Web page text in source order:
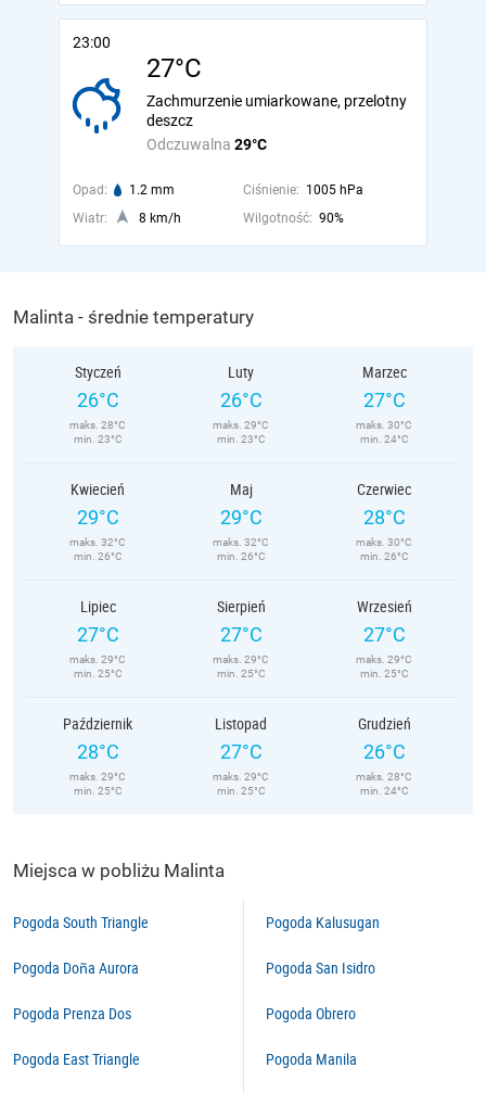
23:00
27°C
Odczuwalna 29°C
Zachmurzenie umiarkowane, przelotny
deszcz
Opad: 1.2 mm Ciśnienie: 1005 hPa
Wiatr:
8 km/h Wilgotność: 90%
Malinta - średnie temperatury
Styczeń
26°C
maks. 28°C
min. 23°C
Luty
26°C
maks. 29°C
min. 23°C
Marzec
27°C
maks. 30°C
min. 24°C
Kwiecień
29°C
maks. 32°C
min. 26°C
Maj
29°C
maks. 32°C
min. 26°C
Czerwiec
28°C
maks. 30°C
min. 26°C
Lipiec
27°C
maks. 29°C
min. 25°C
Sierpień
27°C
maks. 29°C
min. 25°C
Wrzesień
27°C
maks. 29°C
min. 25°C
Październik
28°C
maks. 29°C
min. 25°C
Listopad
27°C
maks. 29°C
min. 25°C
Grudzień
26°C
maks. 28°C
min. 24°C
Miejsca w pobliżu Malinta
Pogoda South Triangle
Pogoda Doña Aurora
Pogoda Prenza Dos
Pogoda East Triangle
Pogoda Kalusugan
Pogoda San Isidro
Pogoda Obrero
Pogoda Manila